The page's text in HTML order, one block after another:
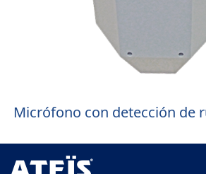
Micrófono con detección de